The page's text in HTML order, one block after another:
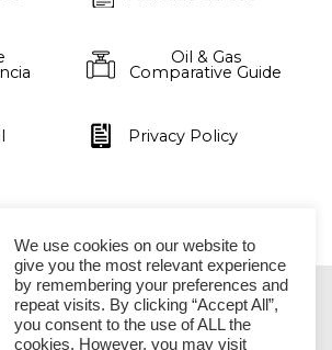
Oil & Gas
Comparative Guide
Privacy Policy
SÃO PAULO
We use cookies on our website to
give you the most relevant experience
by remembering your preferences and
repeat visits. By clicking “Accept All”,
you consent to the use of ALL the
cookies. However, you may visit